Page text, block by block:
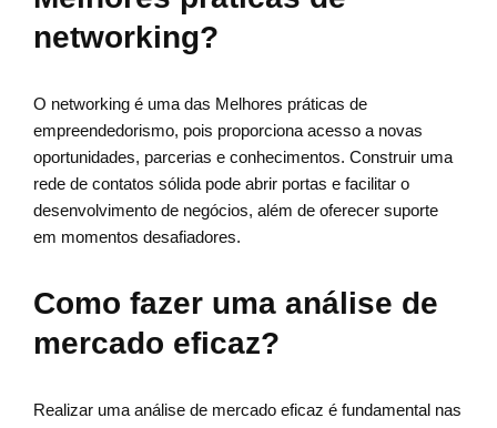
networking?
O networking é uma das Melhores práticas de
empreendedorismo, pois proporciona acesso a novas
oportunidades, parcerias e conhecimentos. Construir uma
rede de contatos sólida pode abrir portas e facilitar o
desenvolvimento de negócios, além de oferecer suporte
em momentos desafiadores.
Como fazer uma análise de
mercado eficaz?
Realizar uma análise de mercado eficaz é fundamental nas